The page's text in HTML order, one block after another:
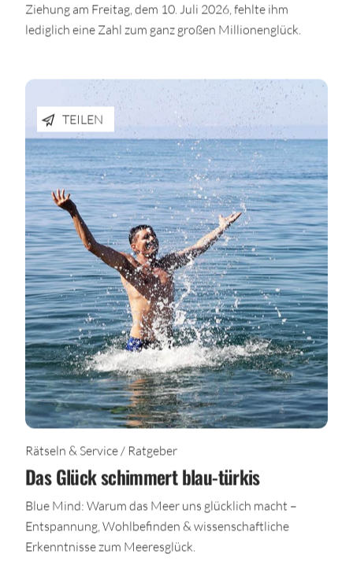
Ziehung am Freitag, dem 10. Juli 2026, fehlte ihm
lediglich eine Zahl zum ganz großen Millionenglück.
TEILEN
Rätseln & Service / Ratgeber
Das Glück schimmert blau-türkis
Blue Mind: Warum das Meer uns glücklich macht –
Entspannung, Wohlbefinden & wissenschaftliche
Erkenntnisse zum Meeresglück.